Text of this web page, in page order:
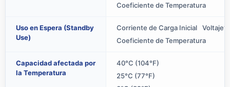
Coeficiente de Temperatura
Uso en Espera (Standby
Use)
Corriente de Carga Inicial Voltaje
Coeficiente de Temperatura
Capacidad afectada por
la Temperatura
40°C (104°F)
25°C (77°F)